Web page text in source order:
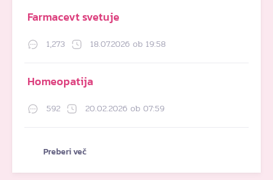
Farmacevt svetuje
1,273 18.07.2026 ob 19:58
Homeopatija
592 20.02.2026 ob 07:59
Preberi več